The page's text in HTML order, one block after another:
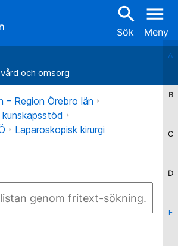
search
Sök
menu
Meny
och omsorg
– Region Örebro län
Laparoskopisk kirurgi
A
B
C
D
E